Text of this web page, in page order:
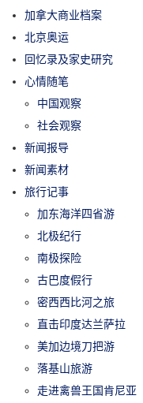
加拿大商业档案
北京奥运
回忆录及家史研究
心情随笔
中国观察
社会观察
新闻报导
新闻素材
旅行记事
加东海洋四省游
北极纪行
南极探险
古巴度假行
密西西比河之旅
直击印度达兰萨拉
美加边境刀把游
落基山旅游
走进禽兽王国肯尼亚